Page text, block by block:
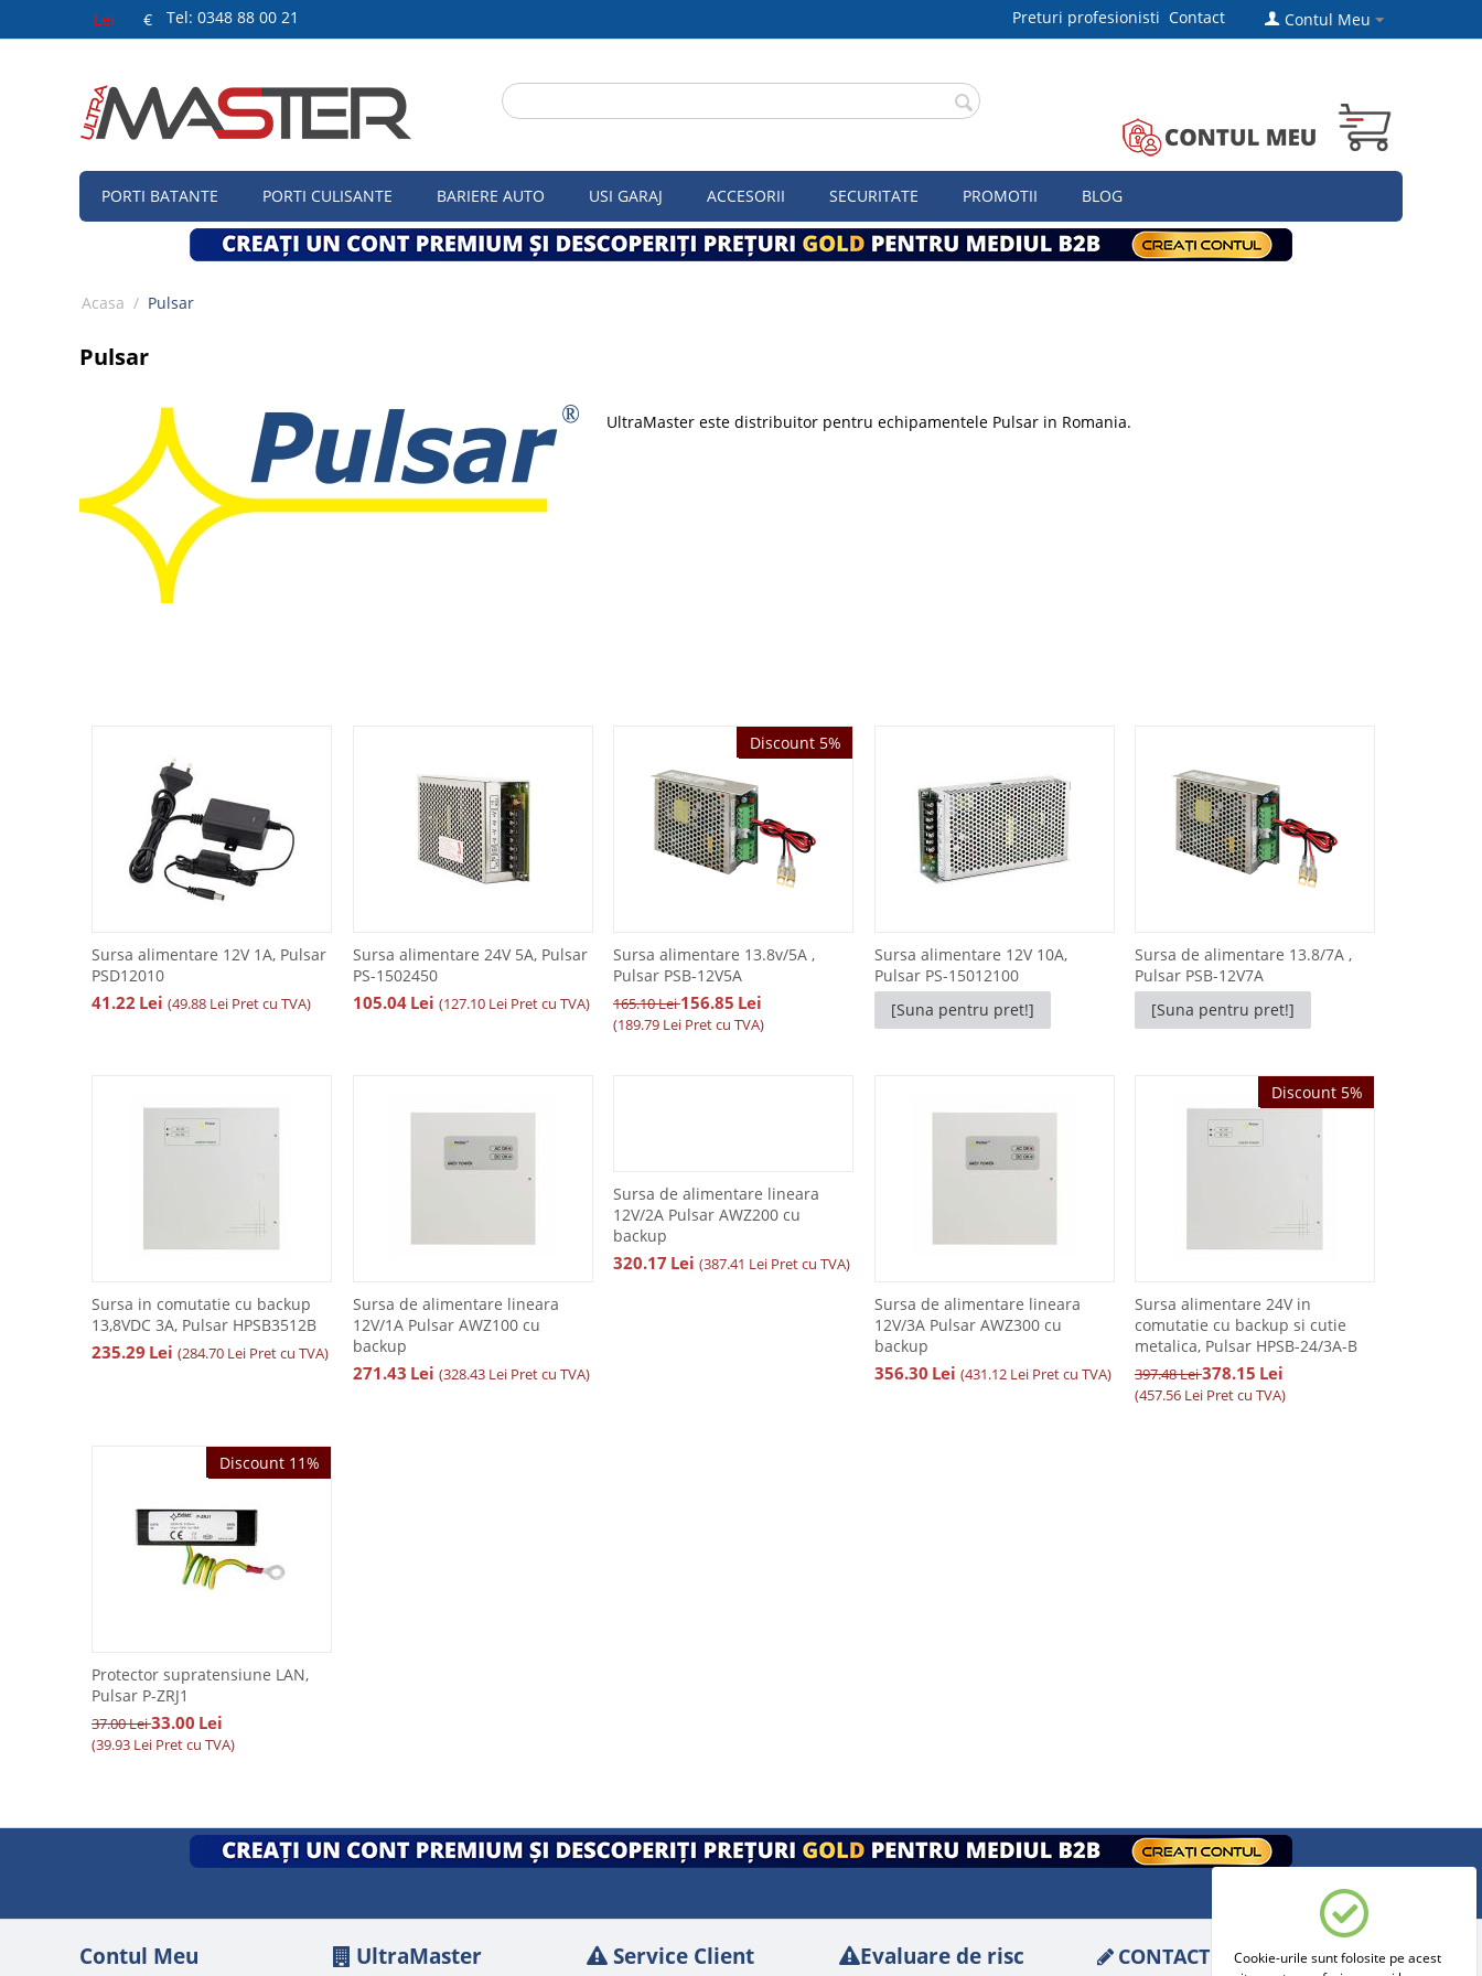
Lei € Tel: 0348 88 00 21 Contul Meu
Contact
Preturi profesionisti
PORTI BATANTE PORTI CULISANTE BARIERE AUTO USI GARAJ ACCESORII SECURITATE PROMOTII BLOG
Acasa / Pulsar
Pulsar
UltraMaster este distribuitor pentru echipamentele Pulsar in Romania.
Sursa alimentare 12V 1A, Pulsar
PSD12010
41.22 Lei (49.88 Lei Pret cu TVA)
Sursa alimentare 24V 5A, Pulsar
PS-1502450
105.04 Lei (127.10 Lei Pret cu TVA)
Discount 5%
Discount 5%
Sursa alimentare 13.8v/5A ,
Pulsar PSB-12V5A
165.10Lei156.85 Lei
(189.79 Lei Pret cu TVA)
Sursa alimentare 12V 10A,
Pulsar PS-15012100
[Suna pentru pret!]
Sursa de alimentare 13.8/7A ,
Pulsar PSB-12V7A
[Suna pentru pret!]
Sursa in comutatie cu backup
13,8VDC 3A, Pulsar HPSB3512B
235.29 Lei (284.70 Lei Pret cu TVA)
Sursa de alimentare lineara
12V/1A Pulsar AWZ100 cu
backup
271.43 Lei (328.43 Lei Pret cu TVA)
Sursa de alimentare lineara
12V/2A Pulsar AWZ200 cu
backup
320.17 Lei (387.41 Lei Pret cu TVA)
Sursa de alimentare lineara
12V/3A Pulsar AWZ300 cu
backup
356.30 Lei (431.12 Lei Pret cu TVA)
Discount 5%
Discount 5%
Sursa alimentare 24V in
comutatie cu backup si cutie
metalica, Pulsar HPSB-24/3A-B
397.48Lei378.15 Lei
(457.56 Lei Pret cu TVA)
Discount 11%
Discount 11%
Protector supratensiune LAN,
Pulsar P-ZRJ1
37.00Lei33.00 Lei
(39.93 Lei Pret cu TVA)
Contul Meu UltraMaster Service Client Evaluare de risc CONTACT
Cookie-urile sunt folosite pe acest